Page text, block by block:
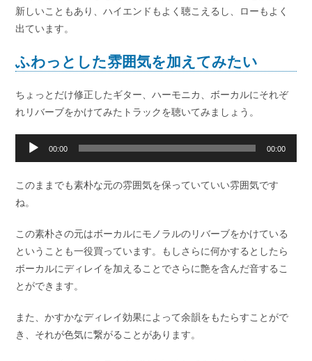
新しいこともあり、ハイエンドもよく聴こえるし、ローもよく
出ています。
ふわっとした雰囲気を加えてみたい
ちょっとだけ修正したギター、ハーモニカ、ボーカルにそれぞ
れリバーブをかけてみたトラックを聴いてみましょう。
声
ヤ
ー
00:00 00:00
このままでも素朴な元の雰囲気を保っていていい雰囲気です
ね。
この素朴さの元はボーカルにモノラルのリバーブをかけている
ということも一役買っています。もしさらに何かするとしたら
ボーカルにディレイを加えることでさらに艶を含んだ音するこ
とができます。
また、かすかなディレイ効果によって余韻をもたらすことがで
き、それが色気に繋がることがあります。